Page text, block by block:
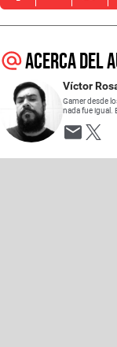
Acerca del
Víctor
Gamer desde
nada fue igual.